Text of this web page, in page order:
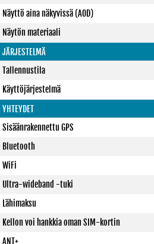
Näyttö aina näkyvissä (AOD)
Näytön materiaali
JÄRJESTELMÄ
Tallennustila
Käyttöjärjestelmä
YHTEYDET
Sisäänrakennettu GPS
Bluetooth
WiFi
Ultra-wideband -tuki
Lähimaksu
Kellon voi hankkia oman SIM-kortin
ANT+